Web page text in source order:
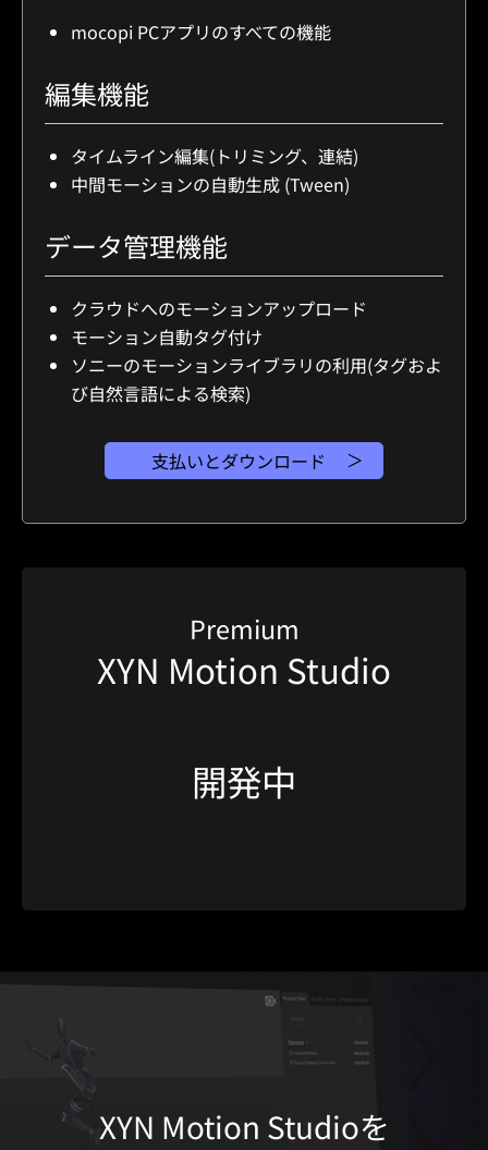
mocopi PCアプリのすべての機能
編集機能
タイムライン編集(トリミング、連結)
中間モーションの自動生成 (Tween)
データ管理機能
クラウドへのモーションアップロード
モーション自動タグ付け
ソニーのモーションライブラリの利用(タグおよ
び自然言語による検索)
支払いとダウンロード
Premium
XYN Motion Studio
開発中
XYN Motion Studioを